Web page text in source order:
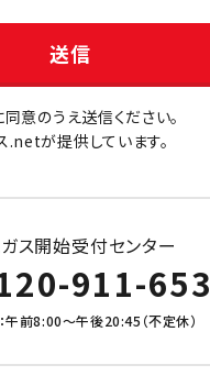
同意のうえ送信ください。
が提供しています。
ス開始受付センター
911-653
午前8:00～午後20:45（不定休）